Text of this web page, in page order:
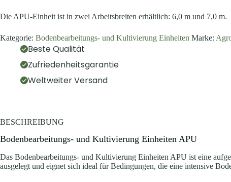
Die APU-Einheit ist in zwei Arbeitsbreiten erhältlich: 6,0 m und 7,0 m.
Kategorie: Bodenbearbeitungs- und Kultivierung Einheiten Marke:
Beste Qualität
Zufriedenheitsgarantie
Weltweiter Versand
BESCHREIBUNG
Bodenbearbeitungs- und Kultivierung Einheiten APU
Das Bodenbearbeitungs- und Kultivierung Einheiten APU ist eine
ausgelegt und eignet sich ideal für Bedingungen, die eine intensive